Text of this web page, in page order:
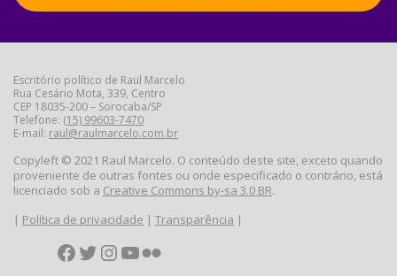
Escritório político de Raul Marcelo
Rua Cesário Mota, 339, Centro
CEP 18035-200 – Sorocaba/SP
Telefone: (15) 99603-7470
E-mail: raul@raulmarcelo.com.br
Copyleft © 2021 Raul Marcelo. O conteúdo deste site, exceto quando
proveniente de outras fontes ou onde especificado o contrário, está
licenciado sob a Creative Commons by-sa 3.0 BR.
| Política de privacidade | Transparência |
Facebook Twitter InstagramYouTube Flickr